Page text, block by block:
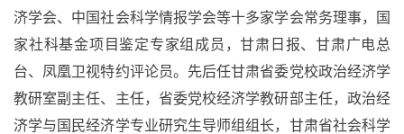
济学会、中国社会科学情报学会等十多家学会常务理事，国
家社科基金项目鉴定专家组成员，甘肃日报、甘肃广电总
台、凤凰卫视特约评论员。先后任甘肃省委党校政治经济学
教研室副主任、主任，省委党校经济学教研部主任，政治经
济学与国民经济学专业研究生导师组组长，甘肃省社会科学